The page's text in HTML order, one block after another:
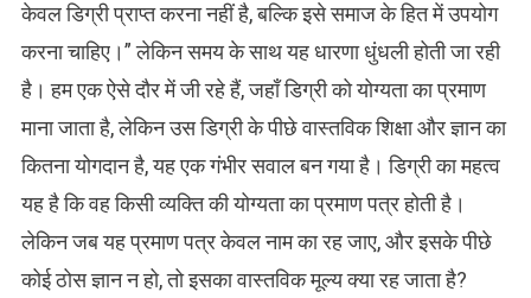
केवल डिग्री प्राप्त करना नहीं है, बल्कि इसे समाज के हित में उपयोग
करना चाहिए।” लेकिन समय के साथ यह धारणा धुंधली होती जा रही
है। हम एक ऐसे दौर में जी रहे हैं, जहाँ डिग्री को योग्यता का प्रमाण
माना जाता है, लेकिन उस डिग्री के पीछे वास्तविक शिक्षा और ज्ञान का
कितना योगदान है, यह एक गंभीर सवाल बन गया है। डिग्री का महत्व
यह है कि वह किसी व्यक्ति की योग्यता का प्रमाण पत्र होती है।
लेकिन जब यह प्रमाण पत्र केवल नाम का रह जाए, और इसके पीछे
कोई ठोस ज्ञान न हो, तो इसका वास्तविक मूल्य क्या रह जाता है?